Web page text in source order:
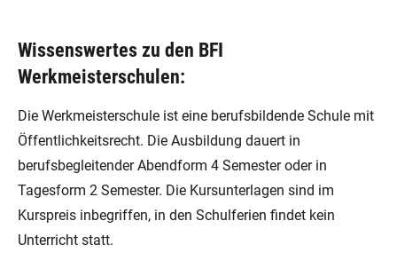
Wissenswertes zu den BFI
Werkmeisterschulen:
Die Werkmeisterschule ist eine berufsbildende Schule mit
Öffentlichkeitsrecht. Die Ausbildung dauert in
berufsbegleitender Abendform 4 Semester oder in
Tagesform 2 Semester. Die Kursunterlagen sind im
Kurspreis inbegriffen, in den Schulferien findet kein
Unterricht statt.